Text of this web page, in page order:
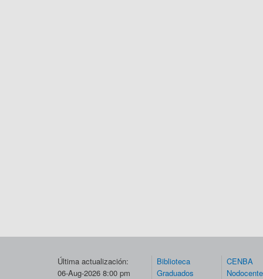
Última actualización:
06-Aug-2026 8:00 pm
Biblioteca
Graduados
CENBA